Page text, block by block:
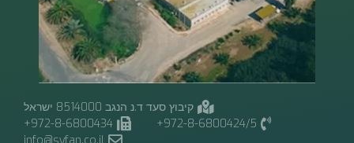
קיבוץ סעד ד.נ הנגב 8514000 ישראל
972-8-6800424/5+
972-8-6800434+